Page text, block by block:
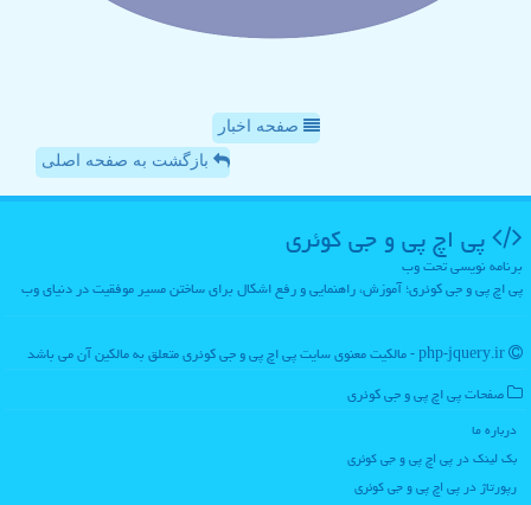
صفحه اخبار
بازگشت به صفحه اصلی
پی اچ پی و جی كوئری
برنامه نویسی تحت وب
پی اچ پی و جی کوئری؛ آموزش، راهنمایی و رفع اشکال برای ساختن مسیر موفقیت در دنیای وب
صفحات پی اچ پی و جی كوئری
درباره ما
بک لینک در پی اچ پی و جی كوئری
رپورتاژ در پی اچ پی و جی كوئری